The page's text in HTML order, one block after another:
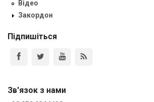
Відео
Закордон
Підпишіться
Зв'язок з нами